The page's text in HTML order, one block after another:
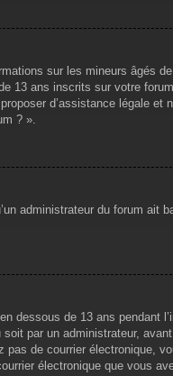
sur les mineurs âgés
13 ans inscrits sur votre
d’assistance légale et
? ».
administrateur du forum ait
dessous de 13 ans pendant
par un administrateur,
de courrier électronique,
électronique que vous